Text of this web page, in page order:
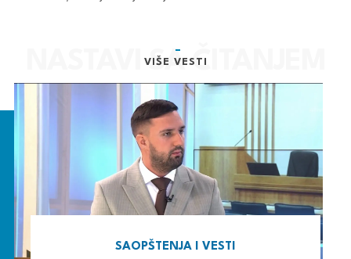
VIŠE VESTI
SAOPŠTENJA I VESTI